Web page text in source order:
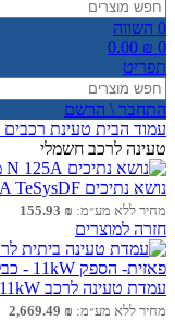
0 השווה
0
0.00 ₪
תפריט
התחבר \ הרשם
עמוד הבית טעינת רכבים
טעינה לרכב חשמלי
נושא נתיכים N 125A TeSysDF
מחיר ללא מע״מ: 155.93 ₪
חזרה למוצרים
עמדת טעינה לרכב 3P 11kW כבל 5 מ'
מחיר ללא מע״מ: 2,669.49 ₪